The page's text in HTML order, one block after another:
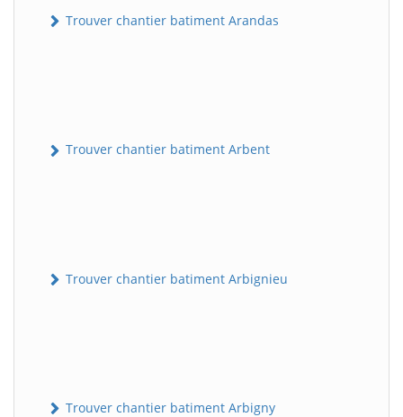
Trouver chantier batiment Arandas
Trouver chantier batiment Arbent
Trouver chantier batiment Arbignieu
Trouver chantier batiment Arbigny